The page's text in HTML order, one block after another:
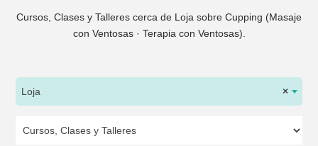
Cursos, Clases y Talleres cerca de Loja sobre Cupping (Masaje
con Ventosas · Terapia con Ventosas).
×
Loja